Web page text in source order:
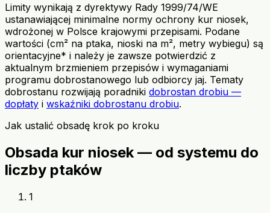
Limity wynikają z dyrektywy Rady 1999/74/WE
ustanawiającej minimalne normy ochrony kur niosek,
wdrożonej w Polsce krajowymi przepisami. Podane
wartości (cm² na ptaka, nioski na m², metry wybiegu) są
orientacyjne* i należy je zawsze potwierdzić z
aktualnym brzmieniem przepisów i wymaganiami
programu dobrostanowego lub odbiorcy jaj. Tematy
dobrostanu rozwijają poradniki dobrostan drobiu —
dopłaty i wskaźniki dobrostanu drobiu.
Jak ustalić obsadę krok po kroku
Obsada kur niosek — od systemu do
liczby ptaków
1